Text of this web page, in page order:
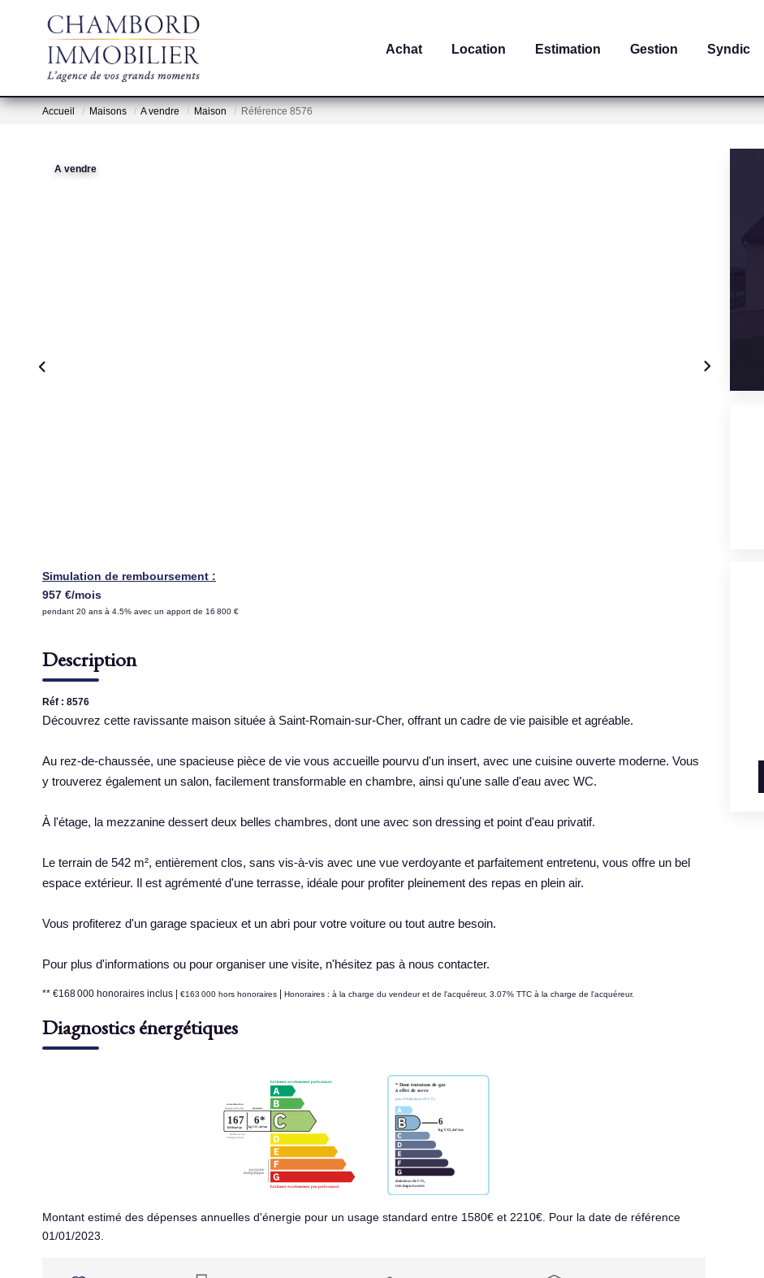
Achat Location Estimation Gestion Syndic
Accueil Maisons A vendre Maison Référence 8576
A vendre
Simulation de remboursement :
957 €/mois
pendant 20 ans à 4.5% avec un apport de 16 800 €
Description
Réf : 8576
Découvrez cette ravissante maison située à Saint-Romain-sur-Cher, offrant un cadre de vie paisible et agréable.
Au rez-de-chaussée, une spacieuse pièce de vie vous accueille pourvu d'un insert, avec une cuisine ouverte moderne. Vous
y trouverez également un salon, facilement transformable en chambre, ainsi qu'une salle d'eau avec WC.
À l'étage, la mezzanine dessert deux belles chambres, dont une avec son dressing et point d'eau privatif.
Le terrain de 542 m², entièrement clos, sans vis-à-vis avec une vue verdoyante et parfaitement entretenu, vous offre un bel
espace extérieur. Il est agrémenté d'une terrasse, idéale pour profiter pleinement des repas en plein air.
Vous profiterez d'un garage spacieux et un abri pour votre voiture ou tout autre besoin.
Pour plus d'informations ou pour organiser une visite, n'hésitez pas à nous contacter.
** €168 000 honoraires inclus €163 000 hors honoraires Honoraires : à la charge du vendeur et de l'acquéreur, 3.07% TTC à la charge de l'acquéreur.
Diagnostics énergétiques
Montant estimé des dépenses annuelles d'énergie pour un usage standard entre 1580€ et 2210€. Pour la date de référence
01/01/2023.